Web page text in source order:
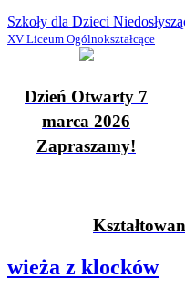
Szkoły dla Dzieci
XV Liceum Ogólnokształcące
Dzień Otwarty 7
marca 2026
Zapraszamy!
wieża z klocków